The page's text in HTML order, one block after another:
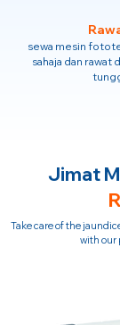
sewa mesin
sahaja dan rawat
Jimat
Take care of the
with our